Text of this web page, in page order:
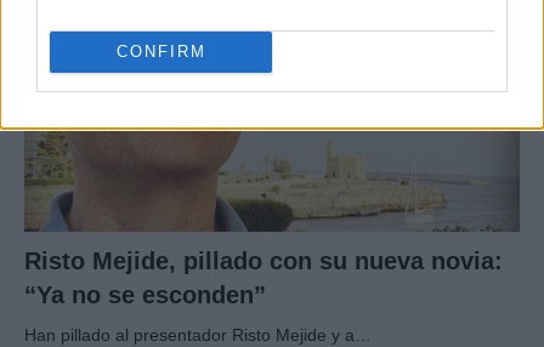
CONFIRM
Risto Mejide, pillado con su nueva novia:
“Ya no se esconden”
Han pillado al presentador Risto Mejide y a…